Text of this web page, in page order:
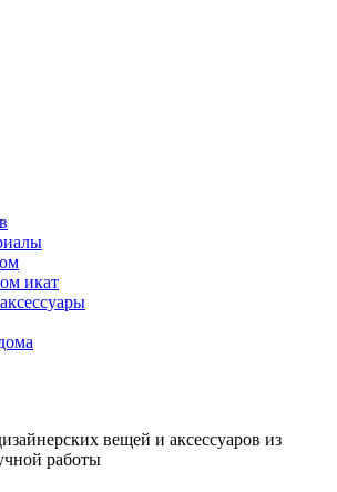
икат
вещей и аксессуаров из
работы